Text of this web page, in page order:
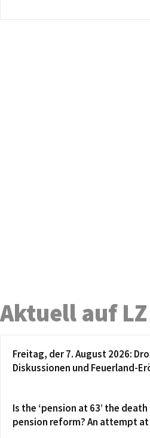
Aktuell auf LZ
Freitag, der 7. August 2026:
Diskussionen und Feuerland-
Is the ‘pension at 63’ the
pension reform? An attempt at